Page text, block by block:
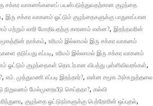
சக்கர வாகனங்களைப் பயன்படுத்துவதற்கான குழந்தை
, இரு சக்கர வாகனம் ஓட்டும் குழந்தைகளுக்கு பாதுகாப்பான
மற்றும் லாரி மோதியதற்கு காரணம் என்ன?, இறந்தவரின்
தாக்கம், உரிமம் இல்லாமல் இரு சக்கர வாகனம்
தடுப்பது எப்படி, உரிமம் இல்லாமல் இரு சக்கர வாகனம்
ஓட்டும் குழந்தைகள் தொடர்பான விபத்து புள்ளிவிவரங்கள்,
, எம். முத்துமணி எப்படி இறந்தார்?, என்ன சமூக அச்சுறுத்தலை
நிறுவனம் மேல்முறையீடு செய்ததா?, கல்வி
, குழந்தை ஓட்டுநர்களுக்கு பெற்றோரின் ஒப்புதல்,